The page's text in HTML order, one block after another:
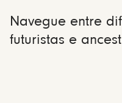
Navegue entre
futuristas e